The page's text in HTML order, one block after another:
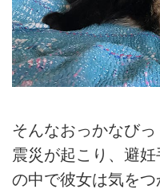
そんなおっかなび
震災が起こり、避
の中で彼女は気を